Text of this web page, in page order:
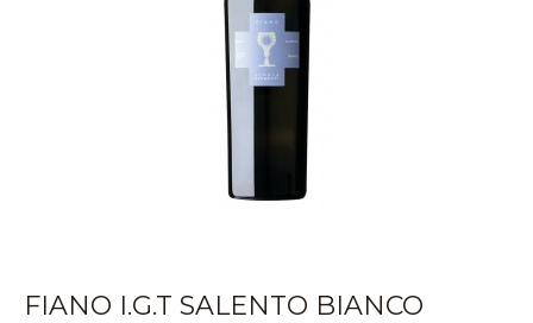
FIANO I.G.T SALENTO BIANCO